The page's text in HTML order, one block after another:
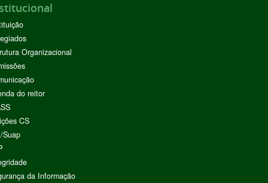
Organizacional
do reitor
CS
Suap
da Informação